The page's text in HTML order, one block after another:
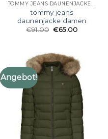
TOMMY JEANS DAUNENJACKE DAMEN
tommy jeans
daunenjacke damen
€91.00 €65.00
Angebot!